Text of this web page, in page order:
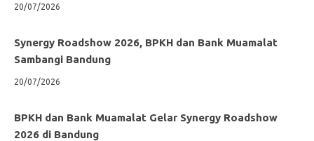
20/07/2026
Synergy Roadshow 2026, BPKH dan Bank Muamalat
Sambangi Bandung
20/07/2026
BPKH dan Bank Muamalat Gelar Synergy Roadshow
2026 di Bandung